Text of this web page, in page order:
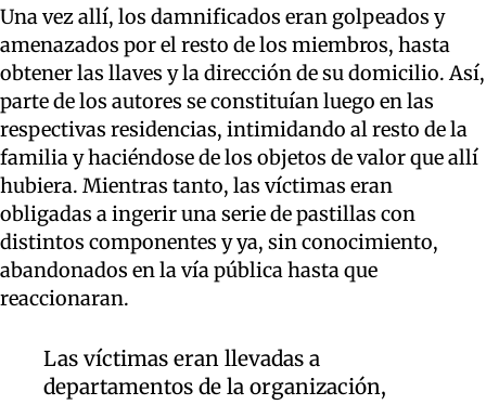
Una vez allí, los damnificados eran golpeados y
amenazados por el resto de los miembros, hasta
obtener las llaves y la dirección de su domicilio. Así,
parte de los autores se constituían luego en las
respectivas residencias, intimidando al resto de la
familia y haciéndose de los objetos de valor que allí
hubiera. Mientras tanto, las víctimas eran
obligadas a ingerir una serie de pastillas con
distintos componentes y ya, sin conocimiento,
abandonados en la vía pública hasta que
reaccionaran.
Las víctimas eran llevadas a
departamentos de la organización,